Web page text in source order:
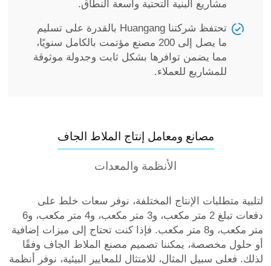
مشاريع البنية التحتية واسعة النطاق.
تحتفظ شركتنا Huangang بالقدرة على تسليم
ما يصل إلى 200 مصنع مؤتمت بالكامل سنويًا،
مما يضمن توافرها بشكل ثابت وجدولة موثوقة
للمشاريع للعملاء.
مصانع ومعامل إنتاج الملاط الجاف
الأنظمة والمعدات
لتلبية متطلبات الإنتاج المختلفة، نوفر سعات خلط على
دفعات تبلغ 2 متر مكعب، و3 متر مكعب، و4 متر مكعب، و6
متر مكعب، و8 متر مكعب. فإذا كنت تحتاج إلى ميزات إضافية
أو حلول مخصصة، يمكننا تصميم مصنع الملاط الجاف وفقًا
لذلك. فعلى سبيل المثال، للامتثال للمعايير البيئية، نوفر أنظمة